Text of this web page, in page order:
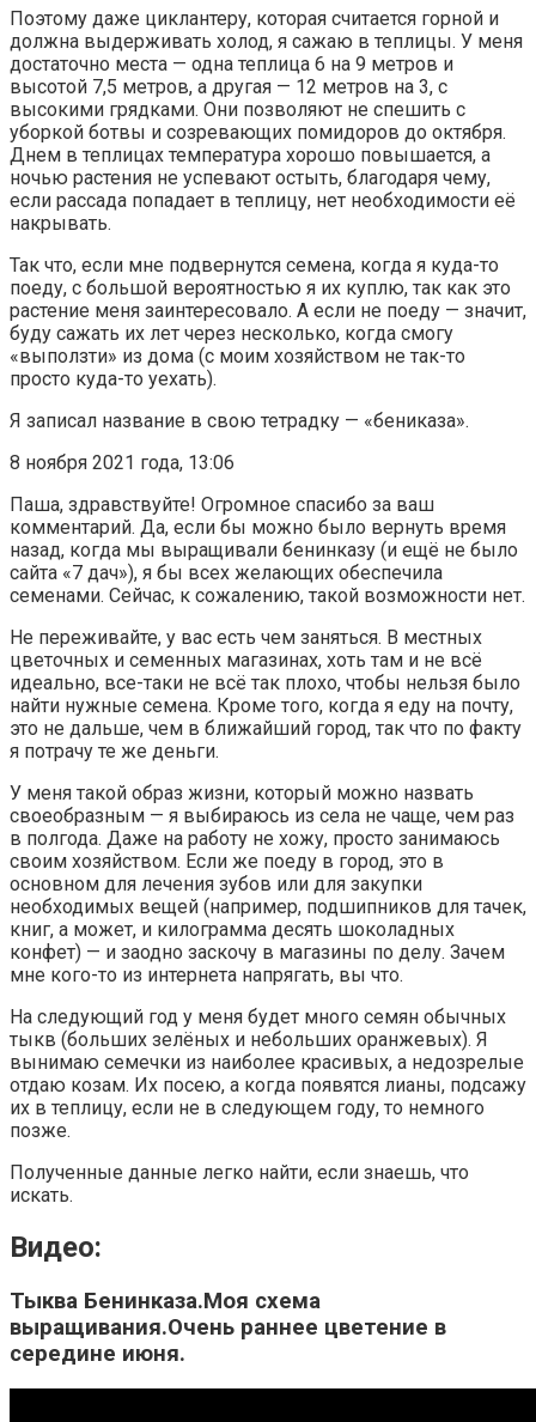
Поэтому даже циклантеру, которая считается горной и
должна выдерживать холод, я сажаю в теплицы. У меня
достаточно места — одна теплица 6 на 9 метров и
высотой 7,5 метров, а другая — 12 метров на 3, с
высокими грядками. Они позволяют не спешить с
уборкой ботвы и созревающих помидоров до октября.
Днем в теплицах температура хорошо повышается, а
ночью растения не успевают остыть, благодаря чему,
если рассада попадает в теплицу, нет необходимости её
накрывать.
Так что, если мне подвернутся семена, когда я куда-то
поеду, с большой вероятностью я их куплю, так как это
растение меня заинтересовало. А если не поеду — значит,
буду сажать их лет через несколько, когда смогу
«выползти» из дома (с моим хозяйством не так-то
просто куда-то уехать).
Я записал название в свою тетрадку — «бениказа».
8 ноября 2021 года, 13:06
Паша, здравствуйте! Огромное спасибо за ваш
комментарий. Да, если бы можно было вернуть время
назад, когда мы выращивали бенинказу (и ещё не было
сайта «7 дач»), я бы всех желающих обеспечила
семенами. Сейчас, к сожалению, такой возможности нет.
Не переживайте, у вас есть чем заняться. В местных
цветочных и семенных магазинах, хоть там и не всё
идеально, все-таки не всё так плохо, чтобы нельзя было
найти нужные семена. Кроме того, когда я еду на почту,
это не дальше, чем в ближайший город, так что по факту
я потрачу те же деньги.
У меня такой образ жизни, который можно назвать
своеобразным — я выбираюсь из села не чаще, чем раз
в полгода. Даже на работу не хожу, просто занимаюсь
своим хозяйством. Если же поеду в город, это в
основном для лечения зубов или для закупки
необходимых вещей (например, подшипников для тачек,
книг, а может, и килограмма десять шоколадных
конфет) — и заодно заскочу в магазины по делу. Зачем
мне кого-то из интернета напрягать, вы что.
На следующий год у меня будет много семян обычных
тыкв (больших зелёных и небольших оранжевых). Я
вынимаю семечки из наиболее красивых, а недозрелые
отдаю козам. Их посею, а когда появятся лианы, подсажу
их в теплицу, если не в следующем году, то немного
позже.
Полученные данные легко найти, если знаешь, что
искать.
Видео:
Тыква Бенинказа.Моя схема
выращивания.Очень раннее цветение в
середине июня.